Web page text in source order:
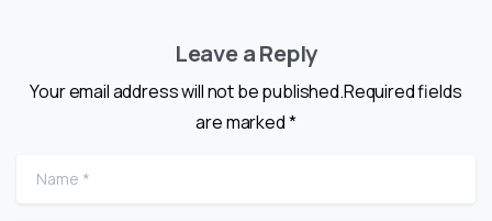
Leave a Reply
Your email address will not be published.Required fields
are marked *
Name